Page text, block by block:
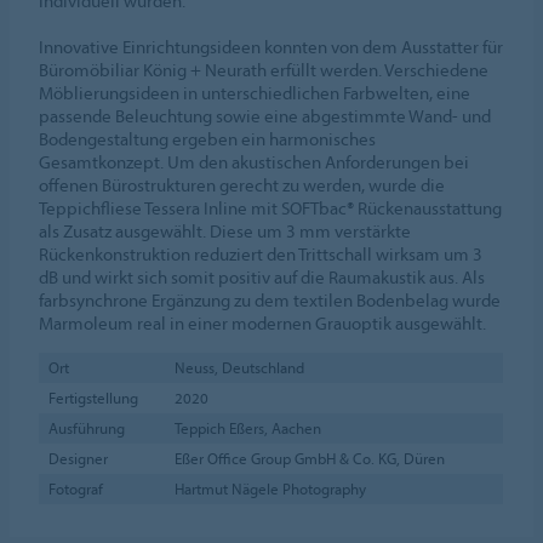
Innovative Einrichtungsideen konnten von dem Ausstatter für
Büromöbiliar König + Neurath erfüllt werden. Verschiedene
Möblierungsideen in unterschiedlichen Farbwelten, eine
passende Beleuchtung sowie eine abgestimmte Wand- und
Bodengestaltung ergeben ein harmonisches
Gesamtkonzept. Um den akustischen Anforderungen bei
offenen Bürostrukturen gerecht zu werden, wurde die
Teppichfliese Tessera Inline mit SOFTbac® Rückenausstattung
als Zusatz ausgewählt. Diese um 3 mm verstärkte
Rückenkonstruktion reduziert den Trittschall wirksam um 3
dB und wirkt sich somit positiv auf die Raumakustik aus. Als
farbsynchrone Ergänzung zu dem textilen Bodenbelag wurde
Marmoleum real in einer modernen Grauoptik ausgewählt.
Ort
Neuss, Deutschland
Fertigstellung
2020
Ausführung
Teppich Eßers, Aachen
Designer
Eßer Office Group GmbH & Co. KG, Düren
Fotograf
Hartmut Nägele Photography